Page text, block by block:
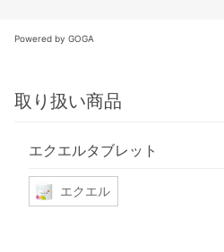
Powered by GOGA
取り扱い商品
エクエルタブレット
エクエル